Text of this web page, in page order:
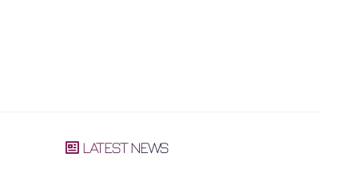
LATEST NEWS